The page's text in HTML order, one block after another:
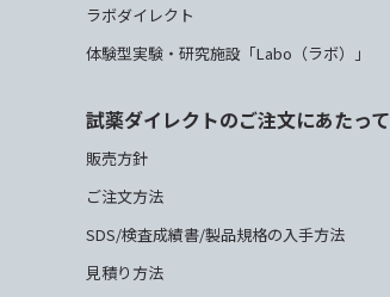
ラボダイレクト
体験型実験・研究施設「Labo（ラボ）」
試薬ダイレクトのご注文にあたって
販売方針
ご注文方法
SDS/検査成績書/製品規格の入手方法
見積り方法